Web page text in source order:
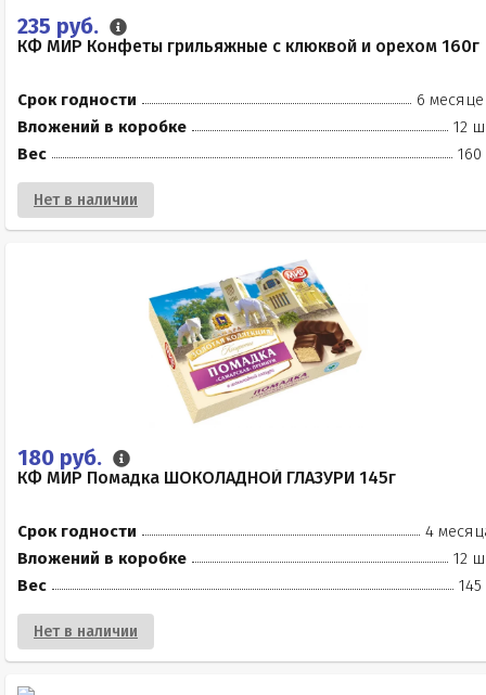
235 руб.
КФ МИР Конфеты грильяжные с клюквой и орехом 160г
Срок годности
6
Вложений в коробке
12
Вес
160
Нет в наличии
180 руб.
КФ МИР Помадка ШОКОЛАДНОЙ ГЛАЗУРИ 145г
Срок годности
4
Вложений в коробке
12
Вес
145
Нет в наличии